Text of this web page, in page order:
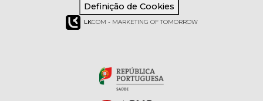
Definição de Cookies
LKCOM - MARKETING OF TOMORROW